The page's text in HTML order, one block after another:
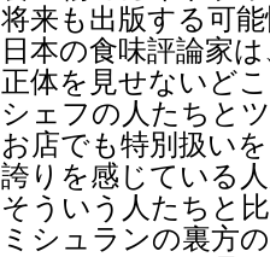
将来も出版する可
日本の食味評論家
正体を見せないど
シェフの人たちと
お店でも特別扱い
誇りを感じている
そういう人たちと
ミシュランの裏方